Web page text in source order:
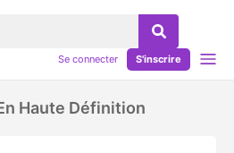
Se connecter S'inscrire
Haute Définition